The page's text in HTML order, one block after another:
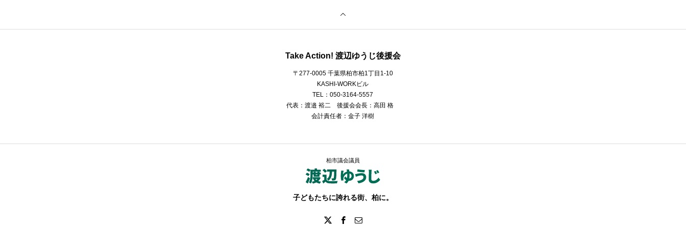
Take Action! 渡辺ゆうじ後援会
〒277-0005 千葉県柏市柏1丁目1-10
KASHI-WORKビル
TEL：050-3164-5557
代表：渡邉 裕二 後援会会長：高田 格
会計責任者：金子 洋樹
柏市議会議員
子どもたちに誇れる街、柏に。